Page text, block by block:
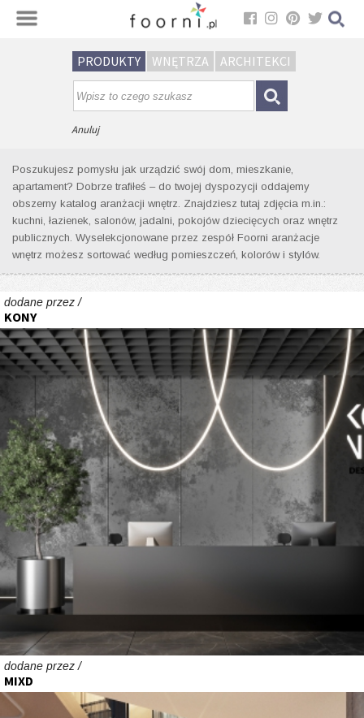
PRODUKTY WNĘTRZA ARCHITEKCI
Anuluj
Wyniki wyszukiwania wnętrz dla
tagu: recepcja
Poszukujesz pomysłu jak urządzić swój dom, mieszkanie,
apartament? Dobrze trafiłeś – do twojej dyspozycji oddajemy
obszerny katalog aranżacji wnętrz. Znajdziesz tutaj zdjęcia m.in.:
kuchni, łazienek, salonów, jadalni, pokojów dziecięcych oraz wnętrz
publicznych. Wyselekcjonowane przez zespół Foorni aranżacje
wnętrz możesz sortować według pomieszczeń, kolorów i stylów.
dodane przez /
KONY
dodane przez /
MIXD